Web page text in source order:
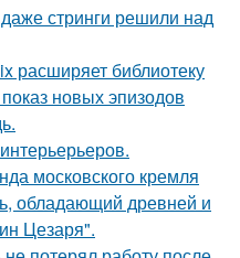
стринги решили над
расширяет библиотеку
новых эпизодов
московского кремля
обладающий древней и
Цезаря".